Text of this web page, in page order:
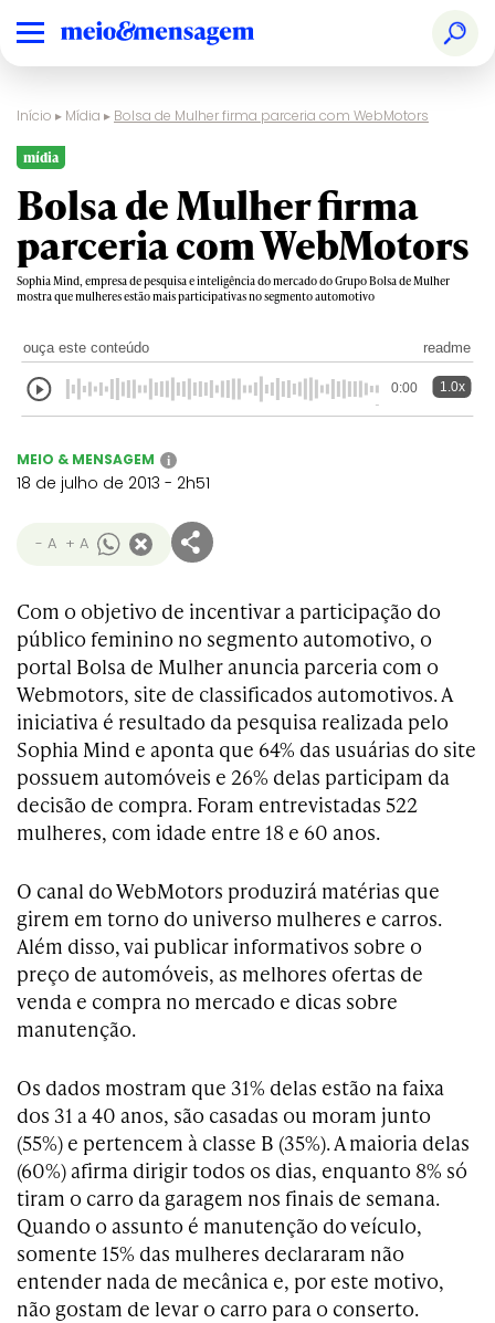
Início ▸ Mídia ▸ Bolsa de Mulher firma parceria com WebMotors
mídia
Bolsa de Mulher firma
parceria com WebMotors
Sophia Mind, empresa de pesquisa e inteligência do mercado do Grupo Bolsa de Mulher
mostra que mulheres estão mais participativas no segmento automotivo
ouça este conteúdo readme
0:00 1.0x
MEIO & MENSAGEM i
18 de julho de 2013 - 2h51
- A + A
Com o objetivo de incentivar a participação do
público feminino no segmento automotivo, o
portal Bolsa de Mulher anuncia parceria com o
Webmotors, site de classificados automotivos. A
iniciativa é resultado da pesquisa realizada pelo
Sophia Mind e aponta que 64% das usuárias do site
possuem automóveis e 26% delas participam da
decisão de compra. Foram entrevistadas 522
mulheres, com idade entre 18 e 60 anos.
O canal do WebMotors produzirá matérias que
girem em torno do universo mulheres e carros.
Além disso, vai publicar informativos sobre o
preço de automóveis, as melhores ofertas de
venda e compra no mercado e dicas sobre
manutenção.
Os dados mostram que 31% delas estão na faixa
dos 31 a 40 anos, são casadas ou moram junto
(55%) e pertencem à classe B (35%). A maioria delas
(60%) afirma dirigir todos os dias, enquanto 8% só
tiram o carro da garagem nos finais de semana.
Quando o assunto é manutenção do veículo,
somente 15% das mulheres declararam não
entender nada de mecânica e, por este motivo,
não gostam de levar o carro para o conserto.